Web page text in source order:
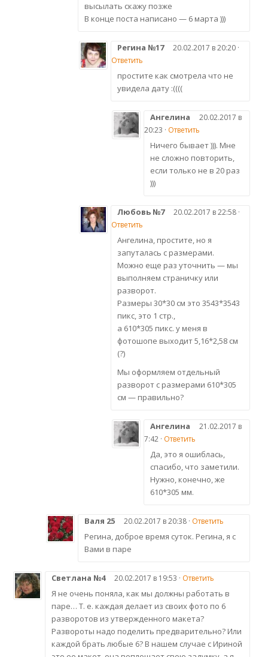
высылать скажу позже
В конце поста написано — 6 марта )))
Регина №17
20.02.2017 в 20:20 ·
Ответить
простите как смотрела что не
увидела дату :((((
Ангелина
20.02.2017 в
20:23 · Ответить
Ничего бывает ))). Мне
не сложно повторить,
если только не в 20 раз
)))
Любовь №7
20.02.2017 в 22:58 ·
Ответить
Ангелина, простите, но я
запуталась с размерами.
Можно еще раз уточнить — мы
выполняем страничку или
разворот.
Размеры 30*30 см это 3543*3543
пикс, это 1 стр.,
а 610*305 пикс. у меня в
фотошопе выходит 5,16*2,58 см
(?)
Мы оформляем отдельный
разворот с размерами 610*305
см — правильно?
Ангелина
21.02.2017 в
7:42 · Ответить
Да, это я ошиблась,
спасибо, что заметили.
Нужно, конечно, же
610*305 мм.
Валя 25 20.02.2017 в 20:38 · Ответить
Регина, доброе время суток. Регина, я с
Вами в паре
Светлана №4 20.02.2017 в 19:53 · Ответить
Я не очень поняла, как мы должны работать в
паре… Т. е. каждая делает из своих фото по 6
разворотов из утвержденного макета?
Развороты надо поделить предварительно? Или
каждой брать любые 6? В нашем случае с Ириной